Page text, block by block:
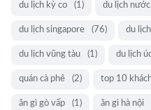
du lịch kỳ co (1) du lịch nước
du lịch singapore (76) du
du lịch vũng tàu (1) du lịch
quán cà phê (2) top 10
ăn gì gò vấp (1) ăn gì hà nội